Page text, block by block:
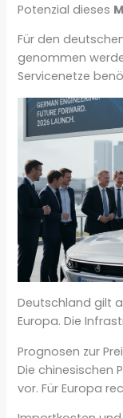
Potenzial dieses
Für den
genommen
Servicenetze
Deutschland gilt
Europa. Die
Prognosen zur
Die chinesischen
vor. Für Europa